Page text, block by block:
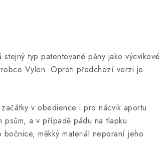
stejný typ patentované pěny jako výcvikové
Vylen. Oproti předchozí verzi je
v obedience i pro nácvik aportu
psům, a v případě pádu na tlapku
měkký materiál neporaní jeho